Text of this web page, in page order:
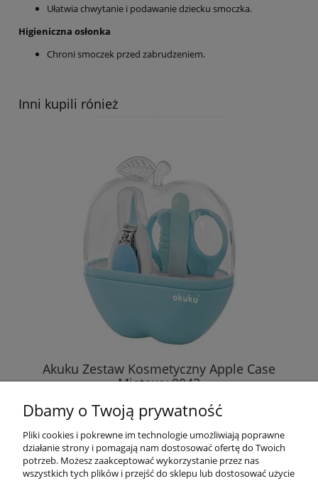
Ułatwia chwytanie i podawanie dziecku smoczka.
Higieniczna osłonka
Chroni smoczek przed zabrudzeniem.
Inni kupili rónież
Akuku Zestaw Kosmetyczny Apple Case
Miętowy 0043
15,89 zł
DO KOSZYKA
Dbamy o Twoją prywatność
Pliki cookies i pokrewne im technologie umożliwiają poprawne
działanie strony i pomagają nam dostosować ofertę do Twoich
potrzeb. Możesz zaakceptować wykorzystanie przez nas
wszystkich tych plików i przejść do sklepu lub dostosować użycie